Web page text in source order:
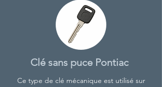
Clé sans puce Pontiac
Ce type de clé mécanique est utilisé sur